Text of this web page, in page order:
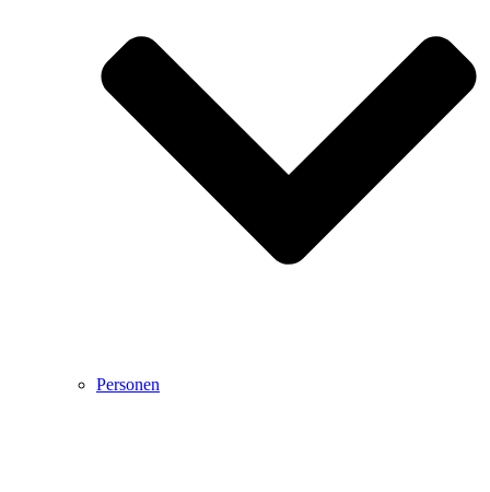
Personen